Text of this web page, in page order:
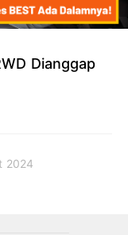
Dianggap
2024